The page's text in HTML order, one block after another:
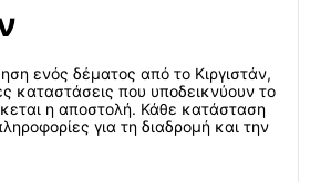
ενός δέματος από το Κιργιστάν,
καταστάσεις που υποδεικνύουν το
η αποστολή. Κάθε κατάσταση
για τη διαδρομή και την